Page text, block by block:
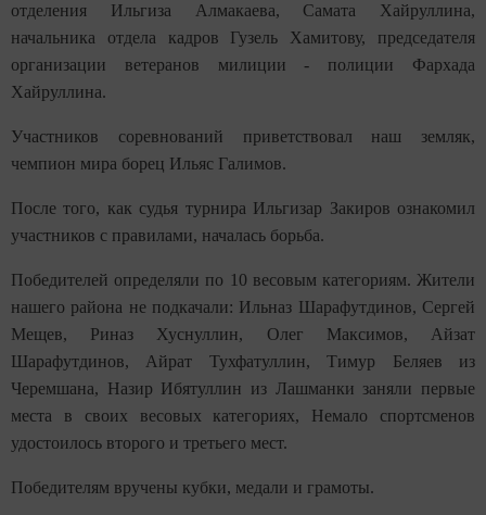
отделения Ильгиза Алмакаева, Самата Хайруллина,
начальника отдела кадров Гузель Хамитову, председателя
организации ветеранов милиции - полиции Фархада
Хайруллина.
Участников соревнований приветствовал наш земляк,
чемпион мира борец Ильяс Галимов.
После того, как судья турнира Ильгизар Закиров ознакомил
участников с правилами, началась борьба.
Победителей определяли по 10 весовым категориям. Жители
нашего района не подкачали: Ильназ Шарафутдинов, Сергей
Мещев, Риназ Хуснуллин, Олег Максимов, Айзат
Шарафутдинов, Айрат Тухфатуллин, Тимур Беляев из
Черемшана, Назир Ибятуллин из Лашманки заняли первые
места в своих весовых категориях, Немало спортсменов
удостоилось второго и третьего мест.
Победителям вручены кубки, медали и грамоты.